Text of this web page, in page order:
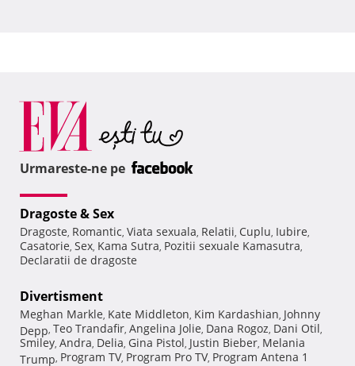
Urmareste-ne pe
Dragoste & Sex
Dragoste, Romantic, Viata sexuala, Relatii, Cuplu, Iubire,
Casatorie, Sex, Kama Sutra, Pozitii sexuale Kamasutra,
Declaratii de dragoste
Divertisment
Meghan Markle, Kate Middleton, Kim Kardashian, Johnny
Depp, Teo Trandafir, Angelina Jolie, Dana Rogoz, Dani Otil,
Smiley, Andra, Delia, Gina Pistol, Justin Bieber, Melania
Trump, Program TV, Program Pro TV, Program Antena 1